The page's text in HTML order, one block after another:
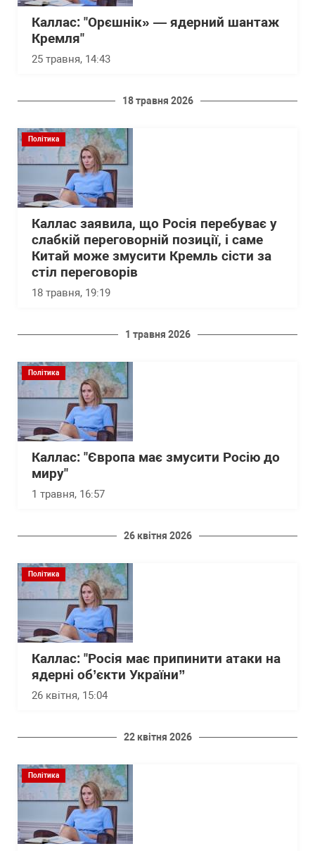
Каллас: "Орєшнік» — ядерний шантаж
Кремля"
25 травня, 14:43
18 травня 2026
Політика
Каллас заявила, що Росія перебуває у
слабкій переговорній позиції, і саме
Китай може змусити Кремль сісти за
стіл переговорів
18 травня, 19:19
1 травня 2026
Політика
Каллас: "Європа має змусити Росію до
миру"
1 травня, 16:57
26 квітня 2026
Політика
Каллас: "Росія має припинити атаки на
ядерні об’єкти України”
26 квітня, 15:04
22 квітня 2026
Політика